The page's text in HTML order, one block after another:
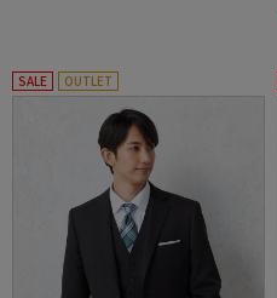
SALE OUTLET